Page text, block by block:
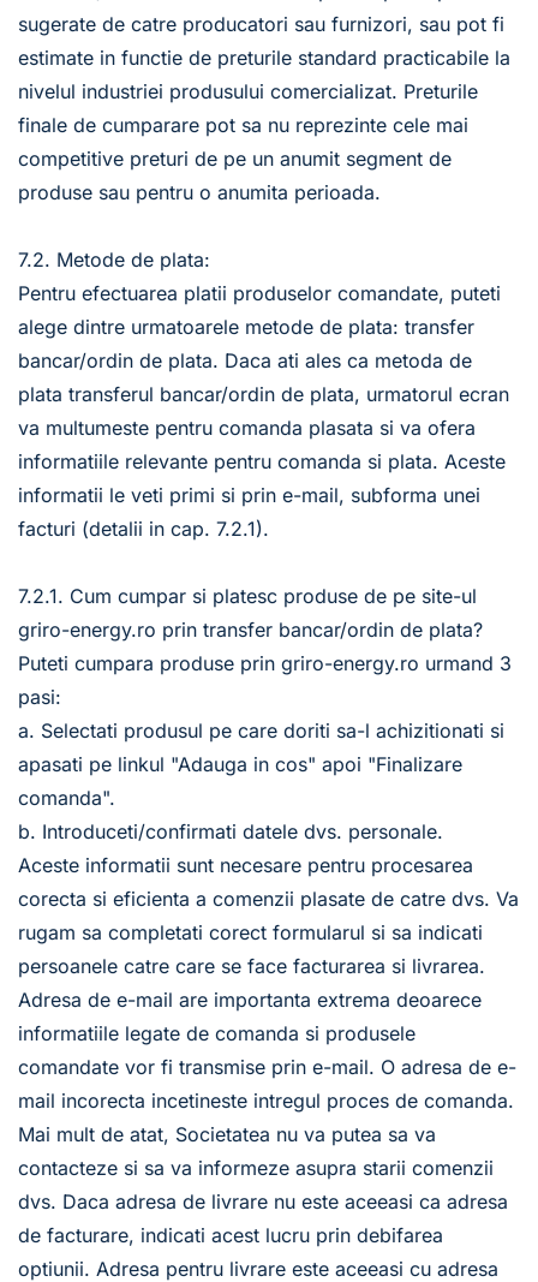
sugerate de catre producatori sau furnizori, sau pot fi
estimate in functie de preturile standard practicabile la
nivelul industriei produsului comercializat. Preturile
finale de cumparare pot sa nu reprezinte cele mai
competitive preturi de pe un anumit segment de
produse sau pentru o anumita perioada.
7.2. Metode de plata:
Pentru efectuarea platii produselor comandate, puteti
alege dintre urmatoarele metode de plata: transfer
bancar/ordin de plata. Daca ati ales ca metoda de
plata transferul bancar/ordin de plata, urmatorul ecran
va multumeste pentru comanda plasata si va ofera
informatiile relevante pentru comanda si plata. Aceste
informatii le veti primi si prin e-mail, subforma unei
facturi (detalii in cap. 7.2.1).
7.2.1. Cum cumpar si platesc produse de pe site-ul
griro-energy.ro prin transfer bancar/ordin de plata?
Puteti cumpara produse prin griro-energy.ro urmand 3
pasi:
a. Selectati produsul pe care doriti sa-l achizitionati si
apasati pe linkul "Adauga in cos" apoi "Finalizare
comanda".
b. Introduceti/confirmati datele dvs. personale.
Aceste informatii sunt necesare pentru procesarea
corecta si eficienta a comenzii plasate de catre dvs. Va
rugam sa completati corect formularul si sa indicati
persoanele catre care se face facturarea si livrarea.
Adresa de e-mail are importanta extrema deoarece
informatiile legate de comanda si produsele
comandate vor fi transmise prin e-mail. O adresa de e-
mail incorecta incetineste intregul proces de comanda.
Mai mult de atat, Societatea nu va putea sa va
contacteze si sa va informeze asupra starii comenzii
dvs. Daca adresa de livrare nu este aceeasi ca adresa
de facturare, indicati acest lucru prin debifarea
optiunii. Adresa pentru livrare este aceeasi cu adresa